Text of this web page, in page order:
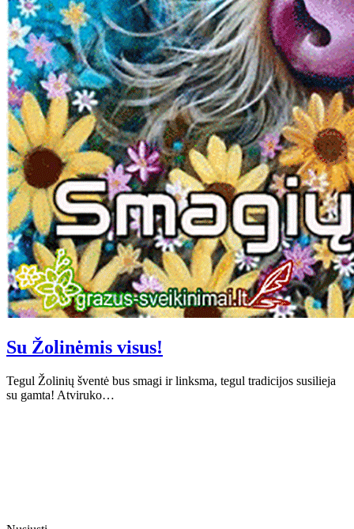
Su Žolinėmis visus!
Tegul Žolinių šventė bus smagi ir linksma, tegul tradicijos susilieja
su gamta! Atviruko…